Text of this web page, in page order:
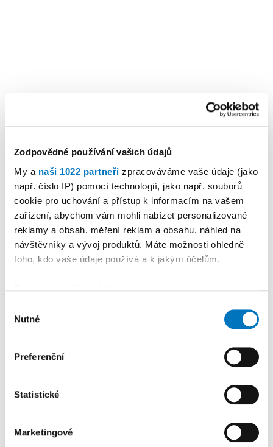
Zodpovědné používání vašich údajů
My a naši 1022 partneři zpracováváme vaše údaje (jako
např. číslo IP) pomocí technologií, jako např. souborů
cookie pro uchování a přístup k informacím na vašem
zařízení, abychom vám mohli nabízet personalizované
reklamy a obsah, měření reklam a obsahu, náhled na
návštěvníky a vývoj produktů. Máte možnosti ohledně
toho, kdo vaše údaje používá a k jakým účelům.
poloze, které mohou být přesné na několik metrů
skenování pro konkrétní charakteristiky (otisk prstu)
Zjistěte více o tom, jak zpracováváme vaše osobní
Svůj souhlas můžete kdykoliv změnit nebo odvolat v
K personalizaci obsahu a reklam, poskytování funkcí
souhlasu
Nutné
Preferenční
Statistické
Marketingové
KALENDÁŘ AKCÍ